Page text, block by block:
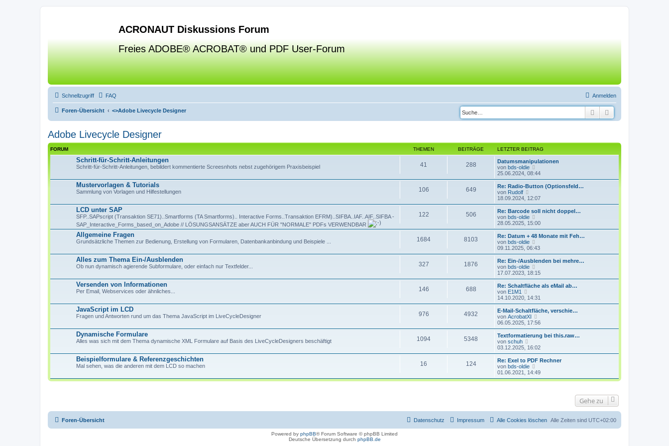
ACRONAUT Diskussions Forum
Freies ADOBE® ACROBAT® und PDF User-Forum
Schnellzugriff FAQ Anmelden
Foren-Übersicht <>Adobe Livecycle Designer Suche
Adobe Livecycle Designer
FORUM THEMEN BEITRÄGE LETZTER BEITRAG
Schritt-für-Schritt-Anleitungen
Schritt-für-Schritt-Anleitungen, bebildert kommentierte Screesnhots nebst zugehörigem Praxisbeispiel 41 288
Datumsmanipulationen
von bds-oldie
e
u
e
t
r
B
e
i
r
g
25.06.2024, 08:44
Mustervorlagen & Tutorials
Sammlung von Vorlagen und Hilfestellungen 106 649
Re: Radio-Button (Optionsfeld…
von Rudolf
e
u
e
s
t
r
B
e
i
r
a
g
18.09.2024, 12:07
LCD unter SAP
SFP..SAPscript (Transaktion SE71)..Smartforms (TA Smartforms).. Interactive Forms..Transaktion EFRM)..SIFBA..IAF..AIF..SIFBA -
SAP_Interactive_Forms_based_on_Adobe // LÖSUNGSANSÄTZE aber AUCH FÜR "NORMALE" PDFs VERWENDBAR
122 506
Re: Barcode soll nicht doppel…
von bds-oldie
e
u
e
t
B
e
i
r
g
28.05.2025, 15:00
Allgemeine Fragen
Grundsätzliche Themen zur Bedienung, Erstellung von Formularen, Datenbankanbindung und Beispiele ... 1684 8103
Re: Datum + 48 Monate mit Feh…
von bds-oldie
e
u
e
t
B
e
i
r
g
09.11.2025, 06:43
Alles zum Thema Ein-/Ausblenden
Ob nun dynamisch agierende Subformulare, oder einfach nur Textfelder... 327 1876
Re: Ein-/Ausblenden bei mehre…
von bds-oldie
e
u
e
t
r
B
e
i
r
g
17.07.2023, 18:15
Versenden von Informationen
Per Email, Webservices oder ähnliches... 146 688
Re: Schaltfläche als eMail ab…
von E1M1
e
u
e
s
t
B
e
i
r
a
g
14.10.2020, 14:31
JavaScript im LCD
Fragen und Antworten rund um das Thema JavaScript im LiveCycleDesigner 976 4932
E-Mail-Schaltfläche, verschie…
von AcrobatXI
e
u
e
s
t
r
B
e
i
t
06.05.2025, 17:56
Dynamische Formulare
Alles was sich mit dem Thema dynamische XML Formulare auf Basis des LiveCycleDesigners beschäftigt 1094 5348
Textformatierung bei this.raw…
von schuh
e
u
e
s
t
r
r
a
03.12.2025, 16:02
Beispielformulare & Referenzgeschichten
Mal sehen, was die anderen mit dem LCD so machen 16 124
Re: Exel to PDF Rechner
von bds-oldie
e
u
e
01.06.2021, 14:49
Gehe zu
Foren-Übersicht Alle Zeiten sind UTC+02:00
Alle Cookies löschen
Impressum
Datenschutz
Powered by phpBB® Forum Software © phpBB Limited
Deutsche Übersetzung durch phpBB.de